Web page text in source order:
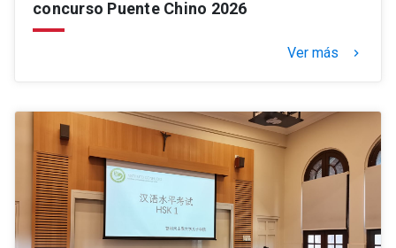
concurso Puente Chino 2026
Ver más keyboard_arrow_right